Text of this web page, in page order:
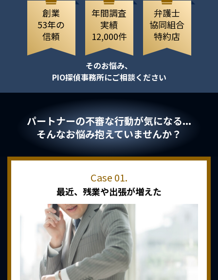
創業
53年の
信頼
年間調査
実績
12,000件
弁護士
協同組合
特約店
そのお悩み、
PIO探偵事務所にご相談ください
パートナーの不審な行動が気になる...
そんなお悩み抱えていませんか？
最近、 残業や出張が増えた